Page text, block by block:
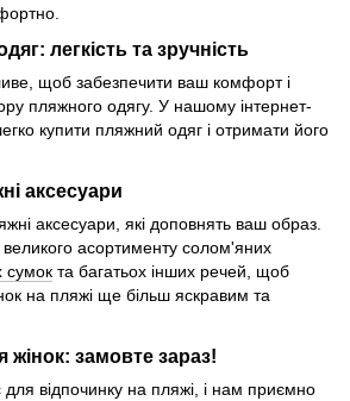
легкість та зручність
щоб забезпечити ваш комфорт і
пляжного одягу. У нашому інтернет-
купити пляжний одяг і отримати його
аксесуари
аксесуари, які доповнять ваш образ.
асортименту солом'яних
сумок та багатьох інших речей, щоб
на пляжі ще більш яскравим та
замовте зараз!
відпочинку на пляжі, і нам приємно